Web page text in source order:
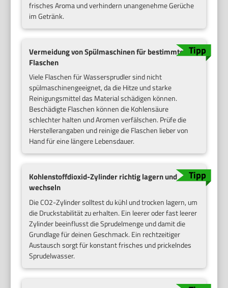
frisches Aroma und verhindern unangenehme Gerüche
im Getränk.
Vermeidung von Spülmaschinen für bestimmte
Flaschen
Viele Flaschen für Wassersprudler sind nicht
spülmaschinengeeignet, da die Hitze und starke
Reinigungsmittel das Material schädigen können.
Beschädigte Flaschen können die Kohlensäure
schlechter halten und Aromen verfälschen. Prüfe die
Herstellerangaben und reinige die Flaschen lieber von
Hand für eine längere Lebensdauer.
Kohlenstoffdioxid-Zylinder richtig lagern und
wechseln
Die CO2-Zylinder solltest du kühl und trocken lagern, um
die Druckstabilität zu erhalten. Ein leerer oder fast leerer
Zylinder beeinflusst die Sprudelmenge und damit die
Grundlage für deinen Geschmack. Ein rechtzeitiger
Austausch sorgt für konstant frisches und prickelndes
Sprudelwasser.